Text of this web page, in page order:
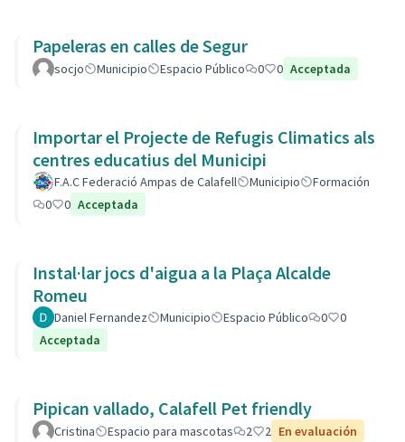
Papeleras en calles de Segur
socjo Municipio Espacio Público 0 0 Acceptada
Importar el Projecte de Refugis Climatics als
centres educatius del Municipi
F.A.C Federació Ampas de Calafell Municipio
Formación
0
0 Acceptada
Instal·lar jocs d'aigua a la Plaça Alcalde
Romeu
Daniel Fernandez Municipio Espacio Público 0
0
Acceptada
Pipican vallado, Calafell Pet friendly
Cristina Espacio para mascotas 2 2 En evaluación